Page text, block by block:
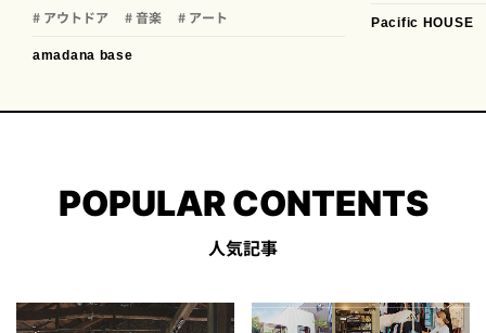
# アウトドア # 音楽 # アート
amadana base
Pacific HOUSE
POPULAR CONTENTS
人気記事